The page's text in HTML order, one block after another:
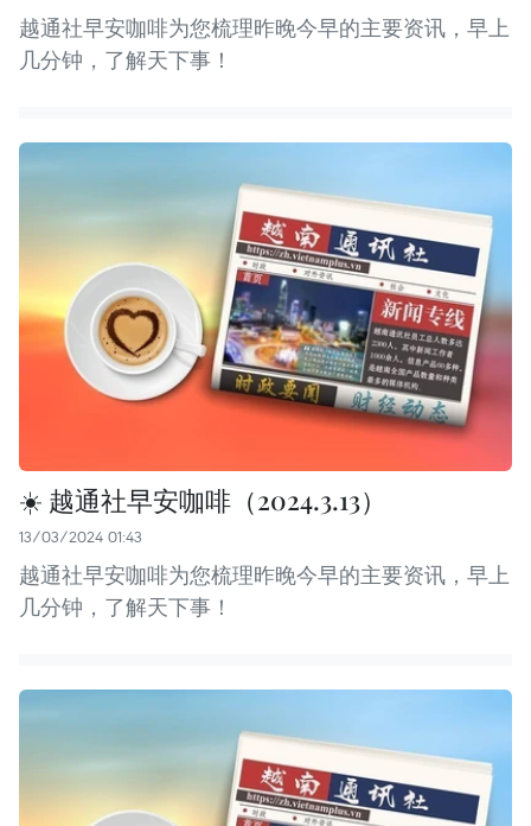
越通社早安咖啡为您梳理昨晚今早的主要资讯，早上
几分钟，了解天下事！
☀️ 越通社早安咖啡（2024.3.13）
13/03/2024 01:43
越通社早安咖啡为您梳理昨晚今早的主要资讯，早上
几分钟，了解天下事！